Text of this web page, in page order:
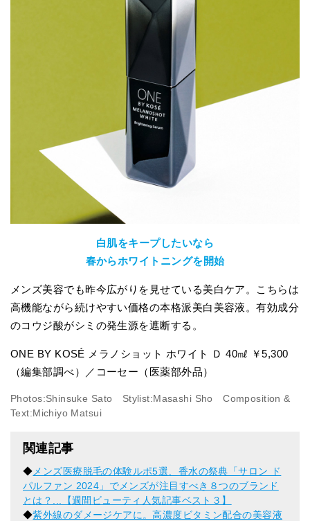
白肌をキープしたいなら
春からホワイトニングを開始
メンズ美容でも昨今広がりを見せている美白ケア。こちらは
高機能ながら続けやすい価格の本格派美白美容液。有効成分
のコウジ酸がシミの発生源を遮断する。
ONE BY KOSÉ メラノショット ホワイト Ｄ 40㎖ ￥5,300
（編集部調べ）／コーセー（医薬部外品）
Photos:Shinsuke Sato Stylist:Masashi Sho Composition &
Text:Michiyo Matsui
関連記事
◆ メンズ医療脱毛の体験ルポ5選、香水の祭典「サロン ド
パルファン 2024」でメンズが注目すべき８つのブランド
とは？...【週間ビューティ人気記事ベスト３】
◆紫外線のダメージケアに。高濃度ビタミン配合の美容液